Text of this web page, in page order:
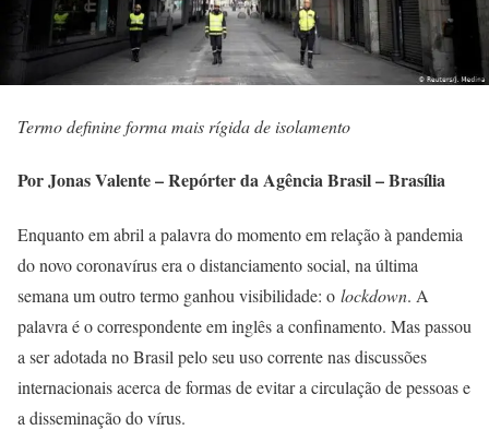
Termo definine forma mais rígida de isolamento
Por Jonas Valente – Repórter da Agência Brasil – Brasília
Enquanto em abril a palavra do momento em relação à pandemia
do novo coronavírus era o distanciamento social, na última
semana um outro termo ganhou visibilidade: o lockdown. A
palavra é o correspondente em inglês a confinamento. Mas passou
a ser adotada no Brasil pelo seu uso corrente nas discussões
internacionais acerca de formas de evitar a circulação de pessoas e
a disseminação do vírus.